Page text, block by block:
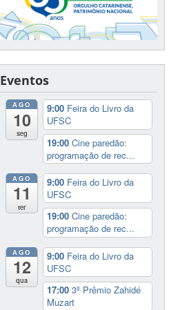
Eventos
AGO
10
seg
9:00 Feira do Livro da
UFSC
19:00Cine paredão:
programação de rec...
AGO
11
ter
9:00 Feira do Livro da
UFSC
19:00Cine paredão:
programação de rec...
AGO
12
qua
9:00 Feira do Livro da
UFSC
17:003º Prêmio Zahidé
Muzart